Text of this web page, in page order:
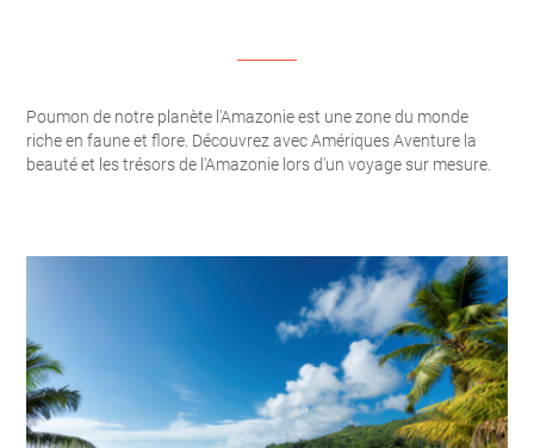
Poumon de notre planète l'Amazonie est une zone du monde
riche en faune et flore. Découvrez avec Amériques Aventure la
beauté et les trésors de l'Amazonie lors d'un voyage sur mesure.